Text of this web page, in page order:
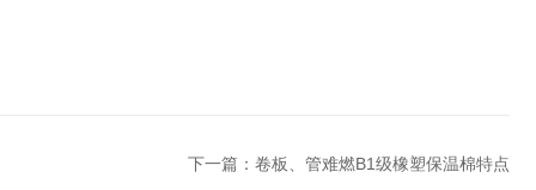
下一篇： 卷板、管难燃B1级橡塑保温棉特点